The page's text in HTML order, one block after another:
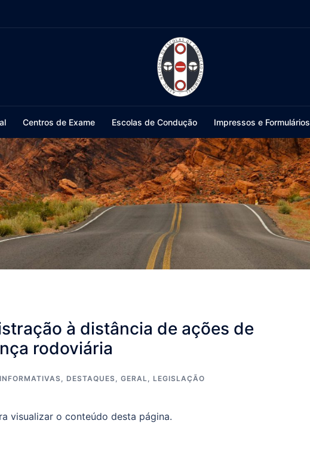
Centros de Exame Escolas de Condução Impressos e Formulários
à distância de ações de
rodoviária
, DESTAQUES, GERAL, LEGISLAÇÃO
visualizar o conteúdo desta página.